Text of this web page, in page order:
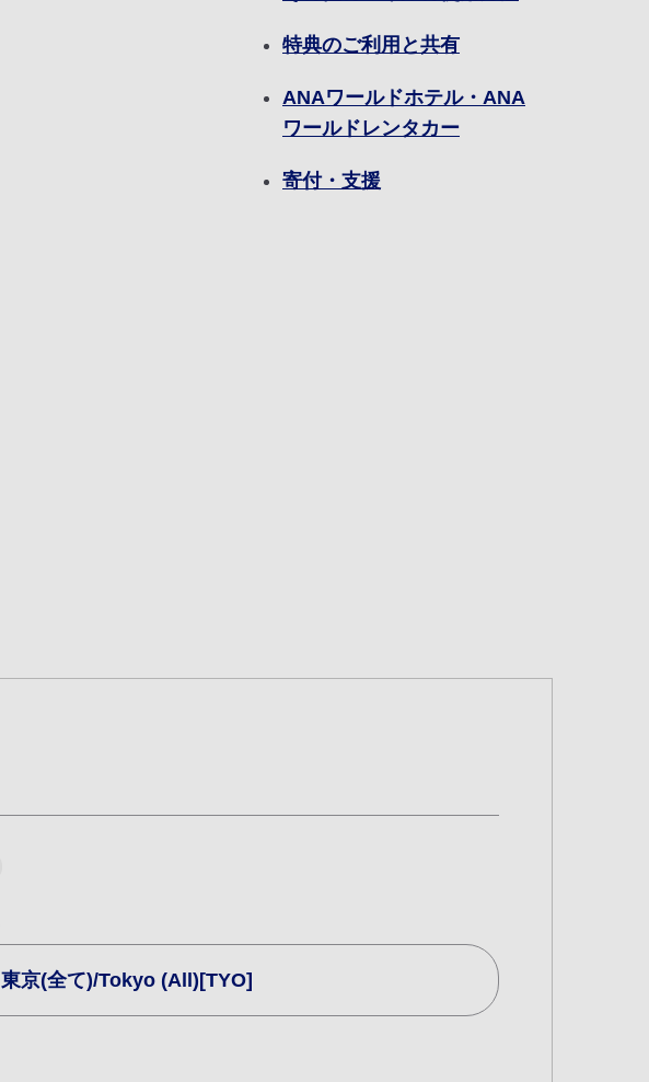
特典のご利用と共有
ANAワールドホテル・ANA
ワールドレンタカー
寄付・支援
東京(全て)/Tokyo (All)[TYO]